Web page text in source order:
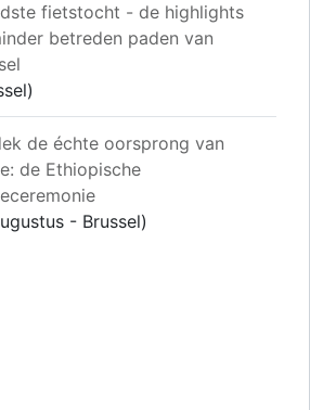
fietstocht - de highlights
betreden paden van
de échte oorsprong van
de Ethiopische
- Brussel)